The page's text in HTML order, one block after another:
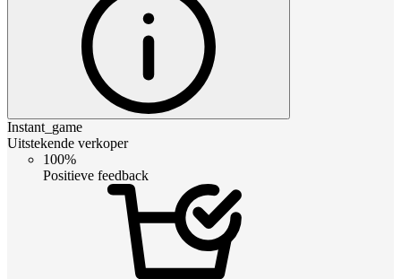
Instant_game
Uitstekende verkoper
100%
Positieve feedback